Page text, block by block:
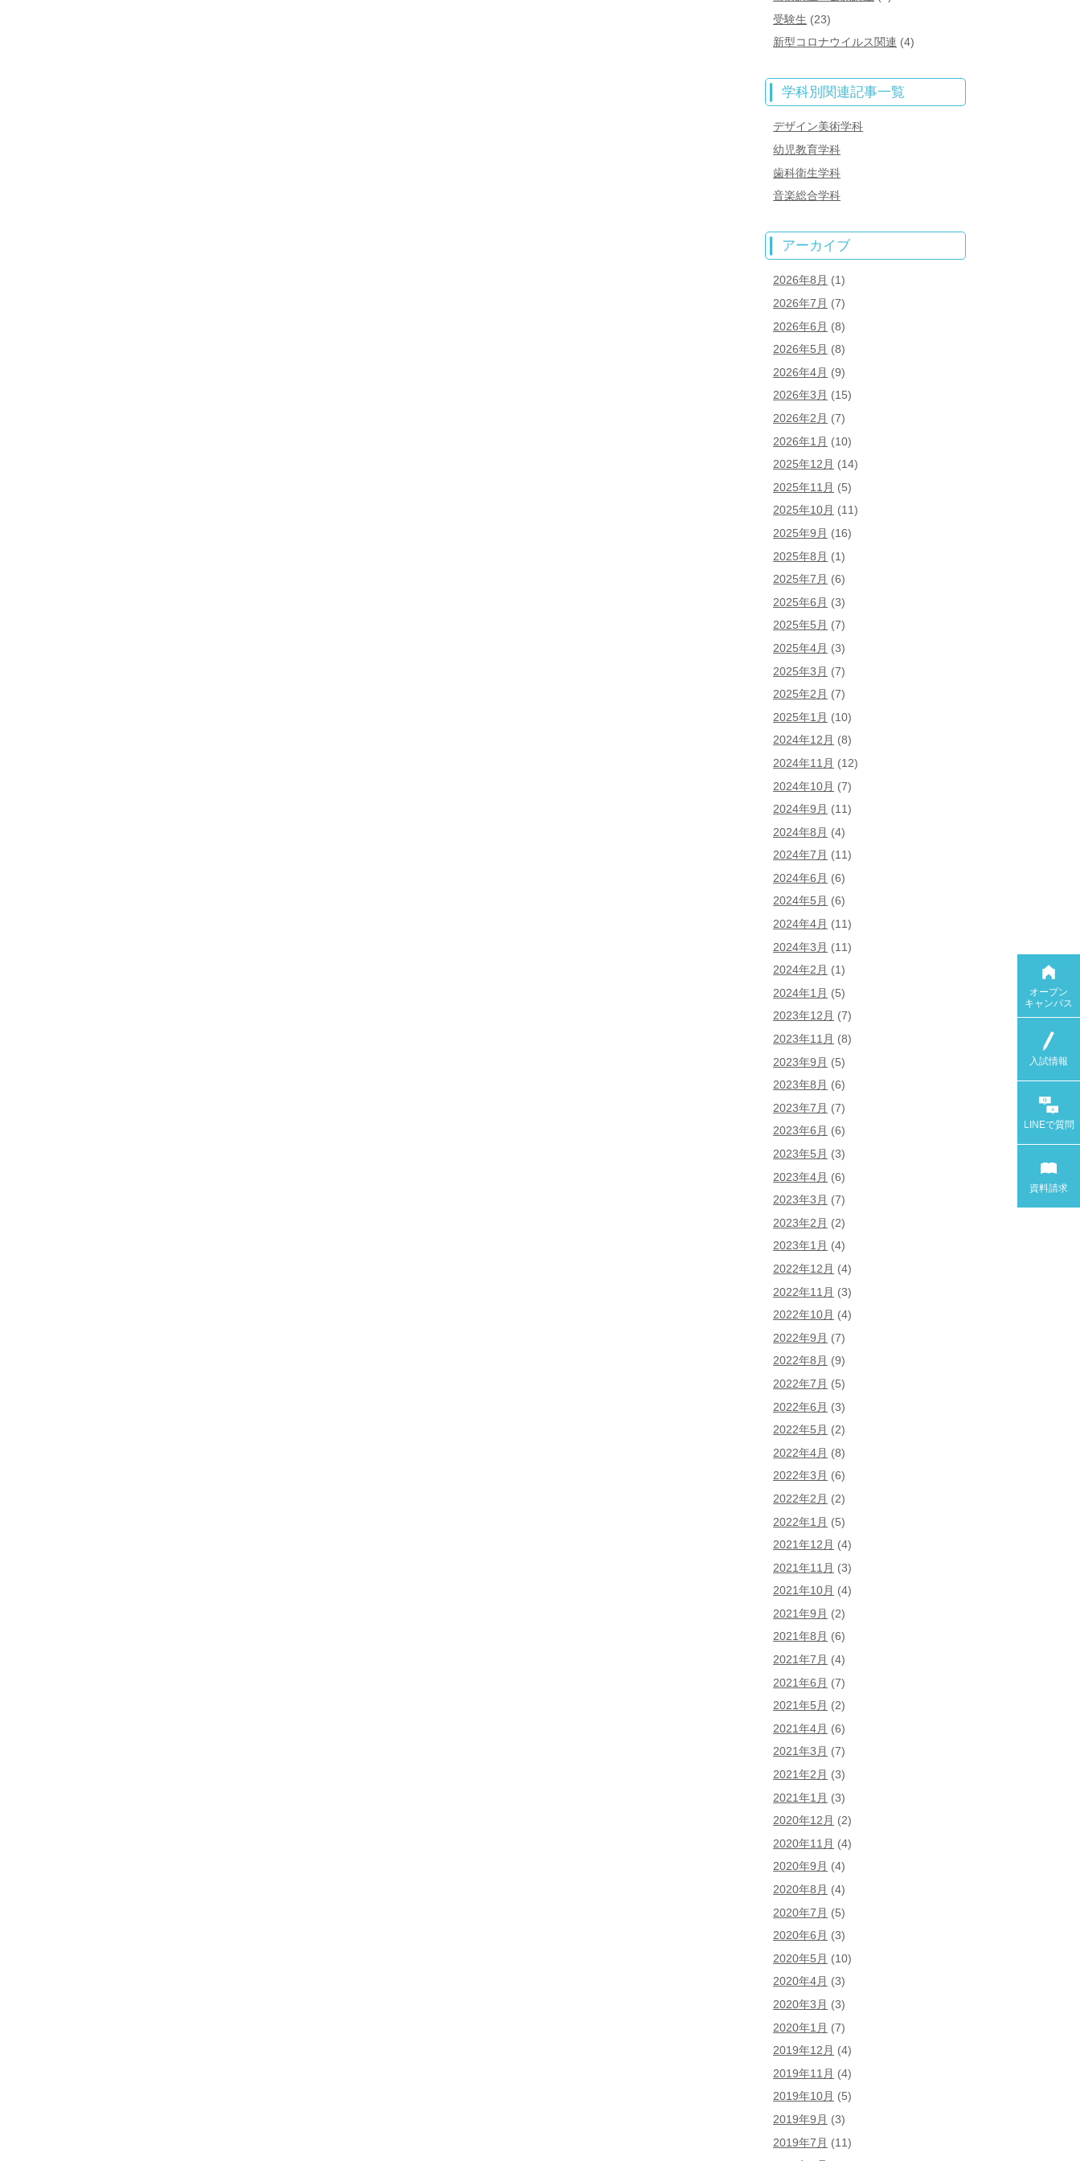
受験生 (23)
新型コロナウイルス関連 (4)
学科別関連記事一覧
デザイン美術学科
幼児教育学科
歯科衛生学科
音楽総合学科
アーカイブ
2026年8月 (1)
2026年7月 (7)
2026年6月 (8)
2026年5月 (8)
2026年4月 (9)
2026年3月 (15)
2026年2月 (7)
2026年1月 (10)
2025年12月 (14)
2025年11月 (5)
2025年10月 (11)
2025年9月 (16)
2025年8月 (1)
2025年7月 (6)
2025年6月 (3)
2025年5月 (7)
2025年4月 (3)
2025年3月 (7)
2025年2月 (7)
2025年1月 (10)
2024年12月 (8)
2024年11月 (12)
2024年10月 (7)
2024年9月 (11)
2024年8月 (4)
2024年7月 (11)
2024年6月 (6)
2024年5月 (6)
2024年4月 (11)
2024年3月 (11)
2024年2月 (1)
2024年1月 (5)
2023年12月 (7)
2023年11月 (8)
2023年9月 (5)
2023年8月 (6)
2023年7月 (7)
2023年6月 (6)
2023年5月 (3)
2023年4月 (6)
2023年3月 (7)
2023年2月 (2)
2023年1月 (4)
2022年12月 (4)
2022年11月 (3)
2022年10月 (4)
2022年9月 (7)
2022年8月 (9)
2022年7月 (5)
2022年6月 (3)
2022年5月 (2)
2022年4月 (8)
2022年3月 (6)
2022年2月 (2)
2022年1月 (5)
2021年12月 (4)
2021年11月 (3)
2021年10月 (4)
2021年9月 (2)
2021年8月 (6)
2021年7月 (4)
2021年6月 (7)
2021年5月 (2)
2021年4月 (6)
2021年3月 (7)
2021年2月 (3)
2021年1月 (3)
2020年12月 (2)
2020年11月 (4)
2020年9月 (4)
2020年8月 (4)
2020年7月 (5)
2020年6月 (3)
2020年5月 (10)
2020年4月 (3)
2020年3月 (3)
2020年1月 (7)
2019年12月 (4)
2019年11月 (4)
2019年10月 (5)
2019年9月 (3)
2019年7月 (11)
オープン
キャンパス
入試情報
LINEで質問
資料請求